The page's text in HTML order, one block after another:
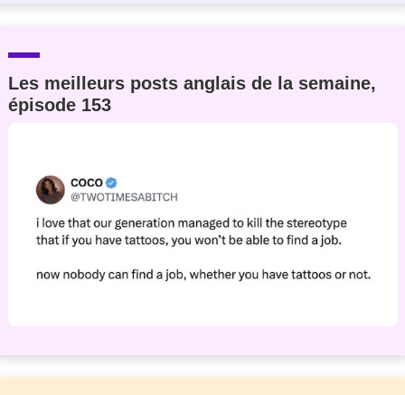
Les meilleurs posts anglais de la semaine,
épisode 153